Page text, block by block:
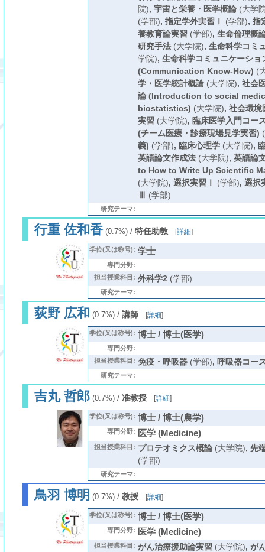
院), 宇宙と栄養・医学概論(大学
(学部), 指定学外実習Ⅰ (学部), 指
養教育論実習(学部), 生命倫理概
研究手法(大学院), 生命科学コミ
学院), 生命科学コミュニケーショ
(Communication Know-How) (
学・医学統計概論(大学院), 社会
論 (Introduction to social
biostatistics) (大学院), 社会環境
実習(大学院), 臨床医学入門コー
(チーム医療・診療現場見学実習)
義) (学部), 臨床心理学(大学院),
英語論文作成法(大学院), 英語論
to How to Write Up Scientific
(大学院), 選択実習Ⅰ (学部), 選択
Ⅲ (学部)
研究テーマ:
行重 佐和香(0.7%)/ 特任助教 [詳細]
学位(又は称号): 学士
専門分野:
担当授業科目: 外科学2 (学部)
研究テーマ:
荻野 広和 (0.7%)/ 講師 [詳細]
学位(又は称号): 博士 / 博士(医学)
専門分野:
担当授業科目: 免疫・呼吸器(学部), 呼吸器コー
研究テーマ:
吉丸 哲郎(0.7%)/ 准教授 [詳細]
学位(又は称号): 博士 / 博士(農学)
専門分野: 医学 (Medicine)
担当授業科目: プロテオミクス概論(大学院), 先
(学部)
研究テーマ:
鳥羽 博明 (0.7%)/ 教授 [詳細]
学位(又は称号): 博士 / 博士(医学)
専門分野: 医学 (Medicine)
担当授業科目: がん治療援助論実習(大学院), が